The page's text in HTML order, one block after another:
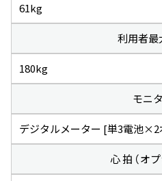
61kg
利用者最
180kg
モニ
デジタルメーター [単3電池×2
心 拍 （オ